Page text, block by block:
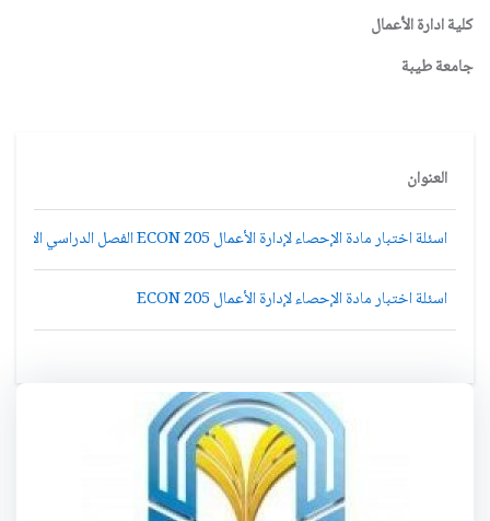
كلية ادارة الأعمال
جامعة طيبة
العنوان
اسئلة اختبار مادة الإحصاء لإدارة الأعمال ECON 205 الفصل الدراسي الأول 1434هـ
اسئلة اختبار مادة الإحصاء لإدارة الأعمال ECON 205